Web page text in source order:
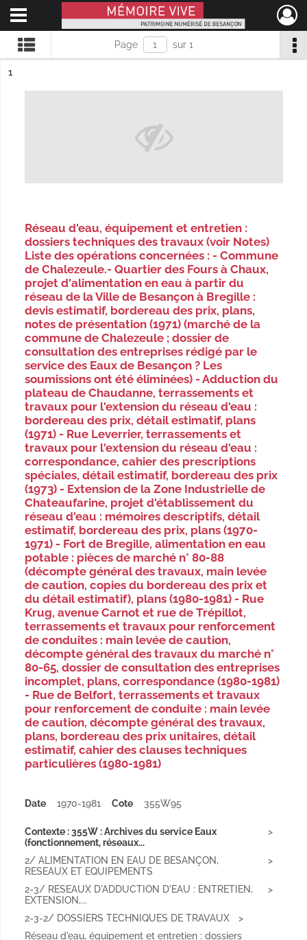
Mémoire Vive patrimoine numérisé de Besançon
Ouvrir le menu déroulant
Page sur 1
n°
1
Réseau d'eau, équipement et entretien :
dossiers techniques des travaux (voir Notes)
Liste des opérations concernées : - Commune
de Chalezeule.- Quartier des Fours à Chaux,
projet d'alimentation en eau à partir du
réseau de la Ville de Besançon à Bregille :
devis estimatif, bordereau des prix, plans,
notes de présentation (1971) (marché de la
commune de Chalezeule ; dossier de
consultation des entreprises rédigé par le
service des Eaux de Besançon ? Les
soumissions ont été éliminées) - Adduction du
plateau de Chaudanne, terrassements et
travaux pour l'extension du réseau d'eau :
bordereau des prix, détail estimatif, plans
(1971) - Rue Leverrier, terrassements et
travaux pour l'extension du réseau d'eau :
correspondance, cahier des prescriptions
spéciales, détail estimatif, bordereau des prix
(1973) - Extension de la Zone Industrielle de
Chateaufarine, projet d'établissement du
réseau d'eau : mémoires descriptifs, détail
estimatif, bordereau des prix, plans (1970-
1971) - Fort de Bregille, alimentation en eau
potable : pièces de marché n° 80-88
(décompte général des travaux, main levée
de caution, copies du bordereau des prix et
du détail estimatif), plans (1980-1981) - Rue
Krug, avenue Carnot et rue de Trépillot,
terrassements et travaux pour renforcement
de conduites : main levée de caution,
décompte général des travaux du marché n°
80-65, dossier de consultation des entreprises
incomplet, plans, correspondance (1980-1981)
- Rue de Belfort, terrassements et travaux
pour renforcement de conduite : main levée
de caution, décompte général des travaux,
plans, bordereau des prix unitaires, détail
estimatif, cahier des clauses techniques
particulières (1980-1981)
Date 1970-1981 Cote 355W95
Contexte : 355W : Archives du service Eaux
(fonctionnement, réseaux...
2/ ALIMENTATION EN EAU DE BESANÇON,
RESEAUX ET EQUIPEMENTS
2-3/ RESEAUX D'ADDUCTION D'EAU : ENTRETIEN,
EXTENSION,...
2-3-2/ DOSSIERS TECHNIQUES DE TRAVAUX
Réseau d'eau, équipement et entretien : dossiers